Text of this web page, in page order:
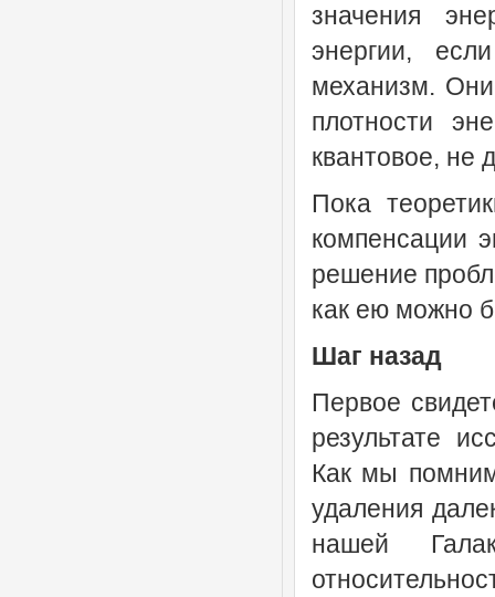
значения
энергии,
механизм.
плотности
квантовое, не
Пока
компенсации
решение
как ею можно
Шаг назад
Первое
результате
Как мы
удаления
нашей